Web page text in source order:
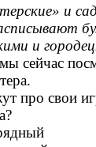
и
и
сейчас
про свои